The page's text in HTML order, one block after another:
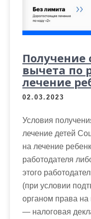
Получение
вычета по
лечение
02.03.2023
Условия
лечение детей
на лечение
работодателя
этого
(при условии
органом права на
— налоговая